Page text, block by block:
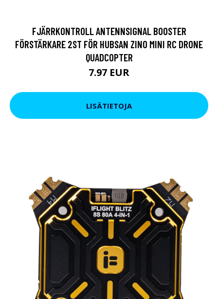
FJÄRRKONTROLL ANTENNSIGNAL BOOSTER
FÖRSTÄRKARE 2ST FÖR HUBSAN ZINO MINI RC DRONE
QUADCOPTER
7.97 EUR
LISÄTIETOJA